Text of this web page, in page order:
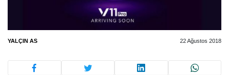
YALÇIN AS 22 Ağustos 2018